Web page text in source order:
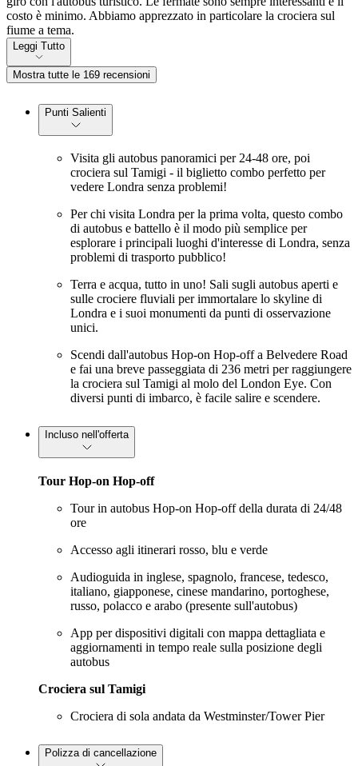
costo è minimo. Abbiamo apprezzato in particolare la crociera sul
fiume a tema.
Leggi Tutto
Mostra tutte le 169 recensioni
Punti Salienti
Visita gli autobus panoramici per 24-48 ore, poi
crociera sul Tamigi - il biglietto combo perfetto per
vedere Londra senza problemi!
Per chi visita Londra per la prima volta, questo combo
di autobus e battello è il modo più semplice per
esplorare i principali luoghi d'interesse di Londra, senza
problemi di trasporto pubblico!
Terra e acqua, tutto in uno! Sali sugli autobus aperti e
sulle crociere fluviali per immortalare lo skyline di
Londra e i suoi monumenti da punti di osservazione
unici.
Scendi dall'autobus Hop-on Hop-off a Belvedere Road
e fai una breve passeggiata di 236 metri per raggiungere
la crociera sul Tamigi al molo del London Eye. Con
diversi punti di imbarco, è facile salire e scendere.
Incluso nell'offerta
Tour Hop-on Hop-off
Tour in autobus Hop-on Hop-off della durata di 24/48
ore
Accesso agli itinerari rosso, blu e verde
Audioguida in inglese, spagnolo, francese, tedesco,
italiano, giapponese, cinese mandarino, portoghese,
russo, polacco e arabo (presente sull'autobus)
App per dispositivi digitali con mappa dettagliata e
aggiornamenti in tempo reale sulla posizione degli
autobus
Crociera sul Tamigi
Crociera di sola andata da Westminster/Tower Pier
Polizza di cancellazione